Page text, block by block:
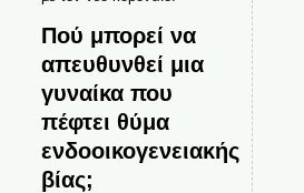
Πού μπορεί να
απευθυνθεί μια
γυναίκα που
πέφτει θύμα
ενδοοικογενειακής
βίας;